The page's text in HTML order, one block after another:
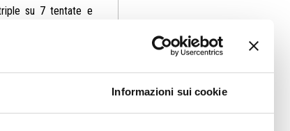
Informazioni sui cookie
su 7 tentate e
per la lesione a
in prestito da
a partita; lo scorso
importante e gran
Girone Rosso con
il top scorer